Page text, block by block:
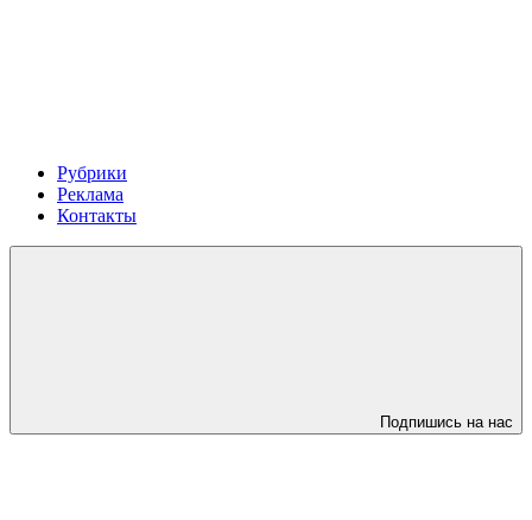
Рубрики
Реклама
Контакты
Подпишись на нас